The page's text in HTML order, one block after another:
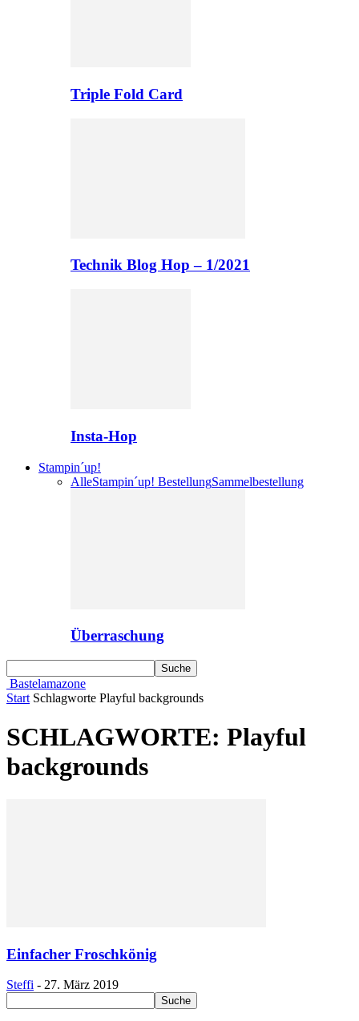
Triple Fold Card
Technik Blog Hop – 1/2021
Insta-Hop
Stampin´up!
AlleStampin´up! BestellungSammelbestellung
Überraschung
Bastelamazone
Start Schlagworte Playful backgrounds
SCHLAGWORTE: Playful
backgrounds
Einfacher Froschkönig
Steffi - 27. März 2019